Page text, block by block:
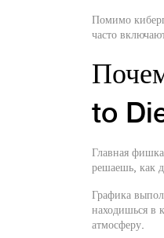
Помимо
часто
to
Главная
решаешь, как
Графика
находишься в
атмосферу.